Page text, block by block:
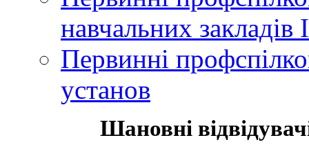
навчальних закладів
Первинні
установ
Шановні